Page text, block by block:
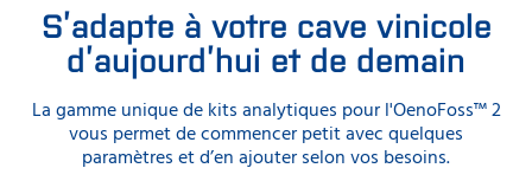
S’adapte à votre cave vinicole
d’aujourd’hui et de demain
La gamme unique de kits analytiques pour l'OenoFoss™ 2
vous permet de commencer petit avec quelques
paramètres et d’en ajouter selon vos besoins.